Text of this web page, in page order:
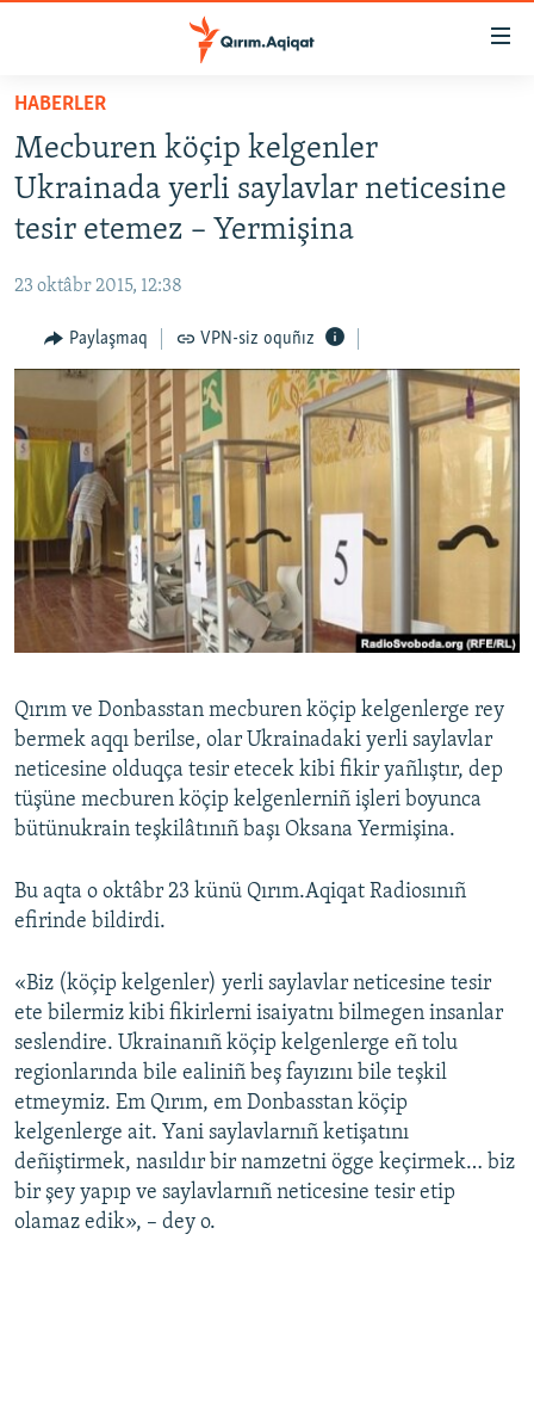
Esas
qaytmaq
Baş
navigatsiyağa
qaytmaq
Qıdıruvğa
HABERLER
SİYASET
İQTİSADİYAT
MEDENİYET
İNSAN AQLARI
VİDEO
SÜRET
BLOGLAR
FİKİR
Русский
Українською
RFE/RS bütün saytları
HABERLER
Mecburen köçip kelgenler
Ukrainada yerli saylavlar neticesine
tesir etemez – Yermişina
23 oktâbr 2015, 12:38
Paylaşmaq VPN-siz oquñız
Qırım ve Donbasstan mecburen köçip kelgenlerge rey
bermek aqqı berilse, olar Ukrainadaki yerli saylavlar
neticesine olduqça tesir etecek kibi fikir yañlıştır, dep
tüşüne mecburen köçip kelgenlerniñ işleri boyunca
bütünukrain teşkilâtınıñ başı Oksana Yermişina.
Bu aqta o oktâbr 23 künü Qırım.Aqiqat Radiosınıñ
efirinde bildirdi.
«Biz (köçip kelgenler) yerli saylavlar neticesine tesir
ete bilermiz kibi fikirlerni isaiyatnı bilmegen insanlar
seslendire. Ukrainanıñ köçip kelgenlerge eñ tolu
regionlarında bile ealiniñ beş fayızını bile teşkil
etmeymiz. Em Qırım, em Donbasstan köçip
kelgenlerge ait. Yani saylavlarnıñ ketişatını
deñiştirmek, nasıldır bir namzetni ögge keçirmek… biz
bir şey yapıp ve saylavlarnıñ neticesine tesir etip
olamaz edik», – dey o.